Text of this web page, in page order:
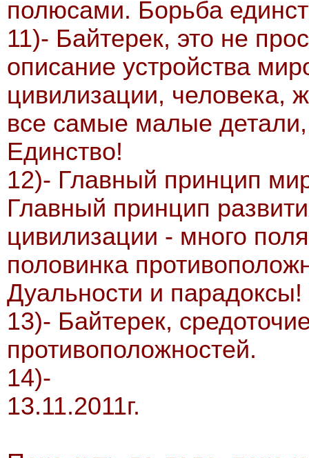
полюсами. Борьба
11)- Байтерек, это не
описание устройства
цивилизации, человека,
все самые малые
Единство!
12)- Главный принцип
Главный принцип
цивилизации - много
половинка
Дуальности и парадоксы!
13)- Байтерек,
противоположностей.
14)-
13.11.2011г.